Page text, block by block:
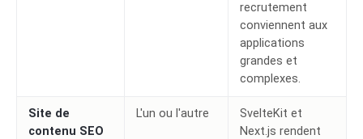
recrutement
conviennent aux
applications
grandes et
complexes.
Site de
contenu SEO
L'un ou l'autre
SvelteKit et
Next.js rendent